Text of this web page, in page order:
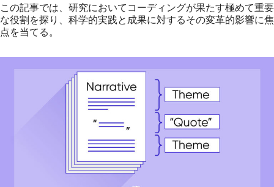
この記事では、研究においてコーディングが果たす極めて重要
な役割を探り、科学的実践と成果に対するその変革的影響に焦
点を当てる。